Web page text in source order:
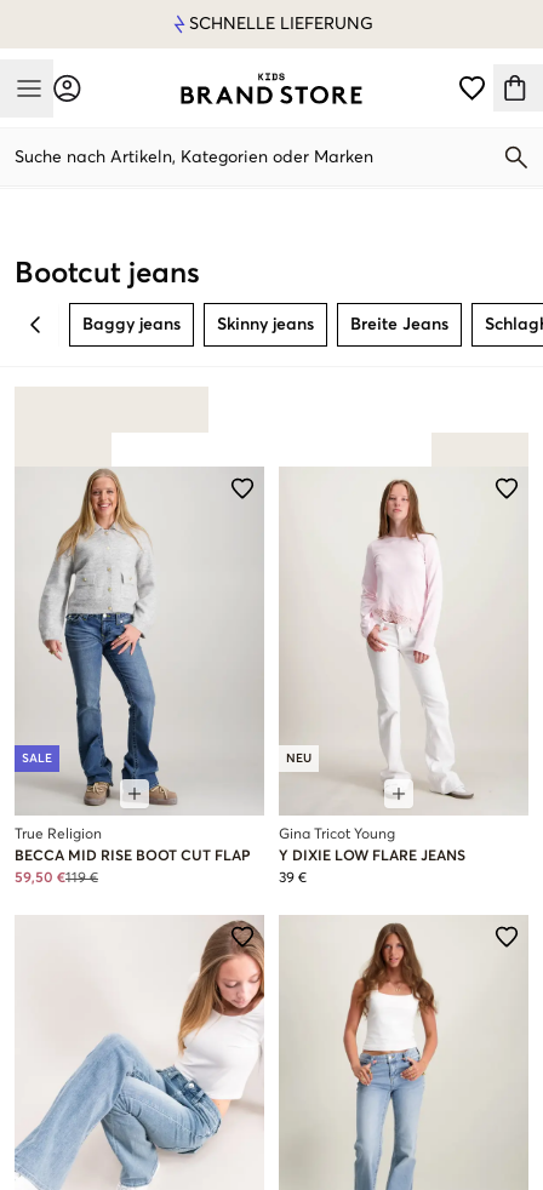
SCHNELLE LIEFERUNG
Mobile Menu
Suche nach Artikeln, Kategorien oder Marken
Bootcut jeans
BACK Baggy jeans Skinny jeans Breite Jeans
SALE
True Religion
BECCA MID RISE BOOT CUT FLAP
59,50 €119 €
NEU
Gina Tricot Young
Y DIXIE LOW FLARE JEANS
39 €